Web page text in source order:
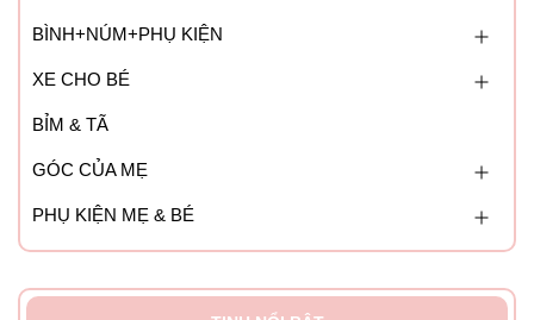
BÌNH+NÚM+PHỤ KIỆN
XE CHO BÉ
BỈM & TÃ
GÓC CỦA MẸ
PHỤ KIỆN MẸ & BÉ